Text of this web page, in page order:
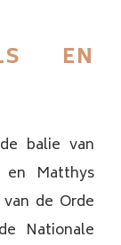
EN
balie van
en Matthys
de Orde
Nationale